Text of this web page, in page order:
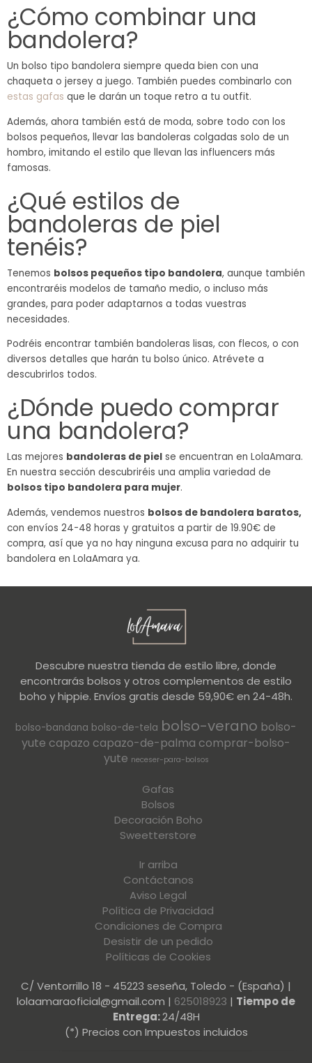
¿Cómo combinar una
bandolera?
Un bolso tipo bandolera siempre queda bien con una
chaqueta o jersey a juego. También puedes combinarlo con
estas gafas que le darán un toque retro a tu outfit.
Además, ahora también está de moda, sobre todo con los
bolsos pequeños, llevar las bandoleras colgadas solo de un
hombro, imitando el estilo que llevan las influencers más
famosas.
¿Qué estilos de
bandoleras de piel
tenéis?
Tenemos bolsos pequeños tipo bandolera, aunque también
encontraréis modelos de tamaño medio, o incluso más
grandes, para poder adaptarnos a todas vuestras
necesidades.
Podréis encontrar también bandoleras lisas, con flecos, o con
diversos detalles que harán tu bolso único. Atrévete a
descubrirlos todos.
¿Dónde puedo comprar
una bandolera?
Las mejores bandoleras de piel se encuentran en LolaAmara.
En nuestra sección descubriréis una amplia variedad de
bolsos tipo bandolera para mujer.
Además, vendemos nuestros bolsos de bandolera baratos,
con envíos 24-48 horas y gratuitos a partir de 19.90€ de
compra, así que ya no hay ninguna excusa para no adquirir tu
bandolera en LolaAmara ya.
Descubre nuestra tienda de estilo libre, donde
encontrarás bolsos y otros complementos de estilo
boho y hippie. Envíos gratis desde 59,90€ en 24-48h.
bolso-bandana bolso-de-tela bolso-verano bolso-
yute capazo capazo-de-palma comprar-bolso-
yute neceser-para-bolsos
Gafas
Bolsos
Decoración Boho
Sweetterstore
Ir arriba
Contáctanos
Aviso Legal
Política de Privacidad
Condiciones de Compra
Desistir de un pedido
Políticas de Cookies
C/ Ventorrillo 18 - 45223 seseña, Toledo - (España) |
lolaamaraoficial@gmail.com | 625018923 | Tiempo de
Entrega:24/48H
(*) Precios con Impuestos incluidos